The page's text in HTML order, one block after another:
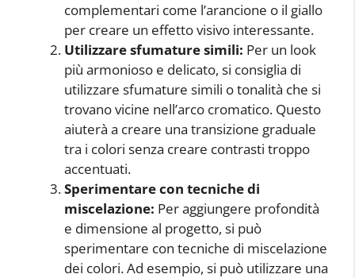
complementari come l’arancione o il giallo
per creare un effetto visivo interessante.
Utilizzare sfumature simili: Per un look
più armonioso e delicato, si consiglia di
utilizzare sfumature simili o tonalità che si
trovano vicine nell’arco cromatico. Questo
aiuterà a creare una transizione graduale
tra i colori senza creare contrasti troppo
accentuati.
Sperimentare con tecniche di
miscelazione: Per aggiungere profondità
e dimensione al progetto, si può
sperimentare con tecniche di miscelazione
dei colori. Ad esempio, si può utilizzare una